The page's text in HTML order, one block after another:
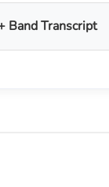
Band Transcript